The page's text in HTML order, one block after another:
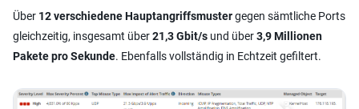
Über 12 verschiedene Hauptangriffsmustergegen sämtliche Ports
gleichzeitig, insgesamt über21,3 Gbit/s und über3,9 Millionen
Pakete pro Sekunde. Ebenfalls vollständig in Echtzeit gefiltert.